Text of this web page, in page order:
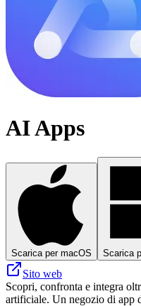
AI Apps
Scarica per macOS Scarica
Sito web
Scopri, confronta e integra
artificiale. Un negozio di app